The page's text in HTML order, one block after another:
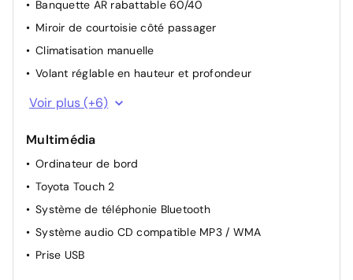
Banquette AR rabattable 60/40
Miroir de courtoisie côté passager
Climatisation manuelle
Volant réglable en hauteur et profondeur
Appuis-tête AV et AR réglables en hauteur
Double plancher du coffre
Vitres AV électriques
Aide au démarrage en côte
Siège conducteur réglable en hauteur
Voir plus (+6)
Multimédia
Ordinateur de bord
Toyota Touch 2
Système de téléphonie Bluetooth
Système audio CD compatible MP3 / WMA
Prise USB